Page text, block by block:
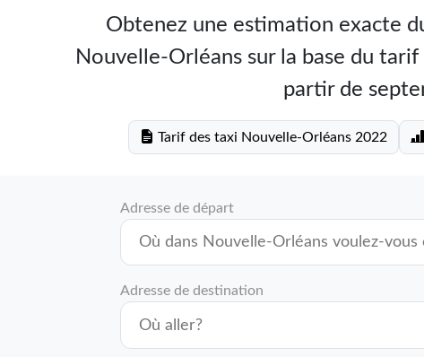
Obtenez une estimation exacte
Nouvelle-Orléans sur la base du
partir de
Tarif des taxi Nouvelle-Orléans 2022
Adresse de départ
Adresse de destination